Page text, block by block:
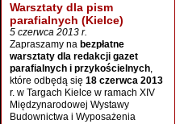
Warsztaty dla pism
parafialnych (Kielce)
5 czerwca 2013 r.
Zapraszamy na bezpłatne
warsztaty dla redakcji gazet
parafialnych i przykościelnych,
które odbędą się 18 czerwca 2013
r. w Targach Kielce w ramach XIV
Międzynarodowej Wystawy
Budownictwa i Wyposażenia